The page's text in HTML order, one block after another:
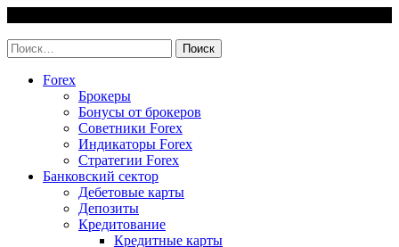
content
Найти:
Forex
Брокеры
Бонусы от брокеров
Советники Forex
Индикаторы Forex
Стратегии Forex
Банковский сектор
Дебетовые карты
Депозиты
Кредитование
Кредитные карты